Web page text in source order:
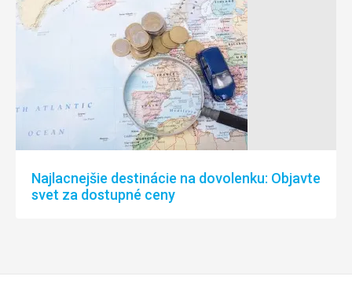
Najlacnejšie destinácie na dovolenku: Objavte
svet za dostupné ceny